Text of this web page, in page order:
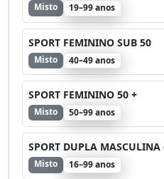
Misto 19–99 anos
SPORT FEMININO SUB 50
Misto 40–49 anos
SPORT FEMININO 50 +
Misto 50–99 anos
SPORT DUPLA MASCULINA
Misto 16–99 anos